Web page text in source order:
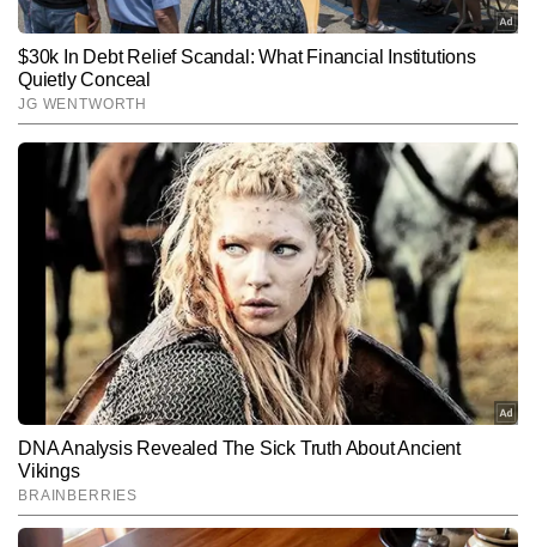
Hindi NewsCities
पुष्पेंद्र कुमार AUTHOR
पुष्पेंद्र कुमार टाइम्स नाउ नवभारत डिजिटल में चीफ कॉपी एडिटर के रूप में सिटी
डेस्क पर कार्यरत हैं। जर्नलिज्म में मास्टर्स डिग्री हासिल करने के बाद से वे पिछले 7
वर्षों से सक्रिय पत्रकारिता में जुड़े हैं। इस दौरान उन्होंने 10,000 से अधिक खबरें
लिखी हैं। पुष्पेंद्र हाइपर-लोकल मुद्दों, रेलवे, रोड, इंफ्रास्ट्रक्चर, डेवलपमेंट, कृषि
और मौसम से जुड़ी खबरों पर गहरी पकड़ रखते हैं। शहर से लेकर गांव-देहात तक की
संवेदनशीलताओं को समझते हुए वे लोकल खबरों को ऐसा रूप देते हैं जो न केवल
तथ्यपूर्ण होता है, बल्कि पाठकों से भावनात्मक रूप से भी जुड़ता है।
और पढ़ें
Follow Us:
Subscribe to our daily Newsletter!
SUBMIT